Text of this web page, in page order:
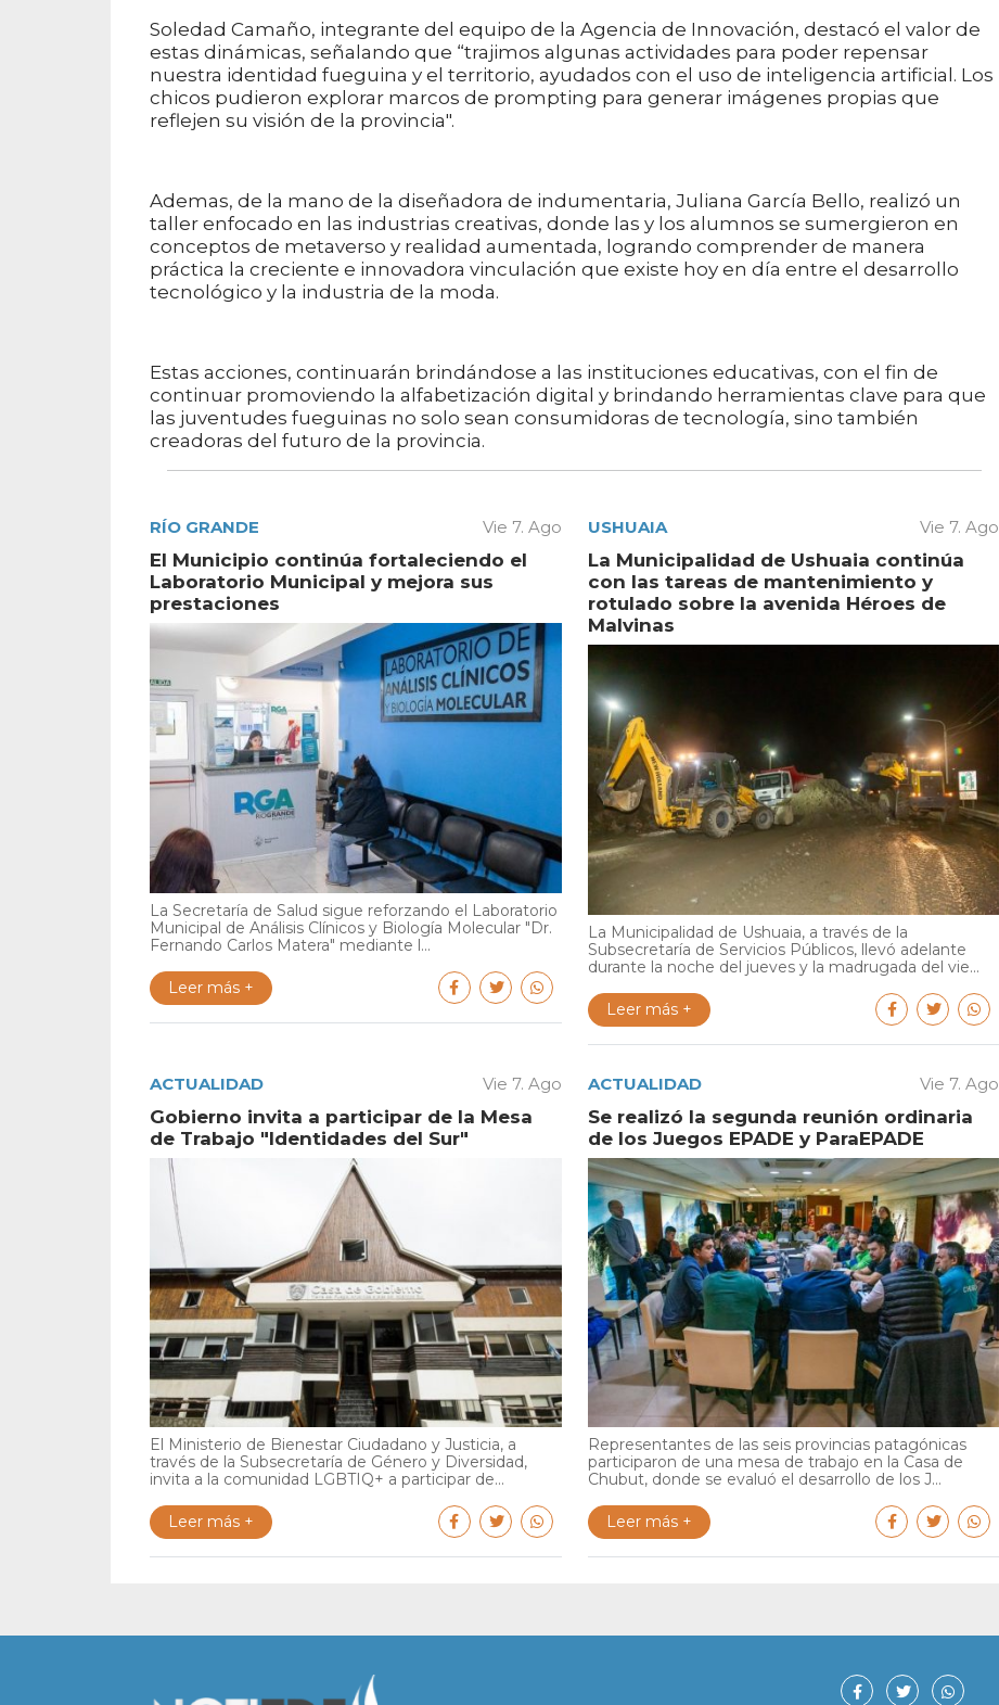
Soledad Camaño, integrante del equipo de la Agencia de Innovación, destacó el valor de
estas dinámicas, señalando que “trajimos algunas actividades para poder repensar
nuestra identidad fueguina y el territorio, ayudados con el uso de inteligencia artificial. Los
chicos pudieron explorar marcos de prompting para generar imágenes propias que
reflejen su visión de la provincia".
Ademas, de la mano de la diseñadora de indumentaria, Juliana García Bello, realizó un
taller enfocado en las industrias creativas, donde las y los alumnos se sumergieron en
conceptos de metaverso y realidad aumentada, logrando comprender de manera
práctica la creciente e innovadora vinculación que existe hoy en día entre el desarrollo
tecnológico y la industria de la moda.
Estas acciones, continuarán brindándose a las instituciones educativas, con el fin de
continuar promoviendo la alfabetización digital y brindando herramientas clave para que
las juventudes fueguinas no solo sean consumidoras de tecnología, sino también
creadoras del futuro de la provincia.
RÍO GRANDE Vie 7. Ago
El Municipio continúa fortaleciendo el
Laboratorio Municipal y mejora sus
prestaciones
La Secretaría de Salud sigue reforzando el Laboratorio
Municipal de Análisis Clínicos y Biología Molecular "Dr.
Fernando Carlos Matera" mediante l...
Leer más +
USHUAIA Vie 7. Ago
La Municipalidad de Ushuaia continúa
con las tareas de mantenimiento y
rotulado sobre la avenida Héroes de
Malvinas
La Municipalidad de Ushuaia, a través de la
Subsecretaría de Servicios Públicos, llevó adelante
durante la noche del jueves y la madrugada del vie...
Leer más +
ACTUALIDAD Vie 7. Ago
Gobierno invita a participar de la Mesa
de Trabajo "Identidades del Sur"
El Ministerio de Bienestar Ciudadano y Justicia, a
través de la Subsecretaría de Género y Diversidad,
invita a la comunidad LGBTIQ+ a participar de...
Leer más +
ACTUALIDAD Vie 7. Ago
Se realizó la segunda reunión ordinaria
de los Juegos EPADE y ParaEPADE
Representantes de las seis provincias patagónicas
participaron de una mesa de trabajo en la Casa de
Chubut, donde se evaluó el desarrollo de los J...
Leer más +